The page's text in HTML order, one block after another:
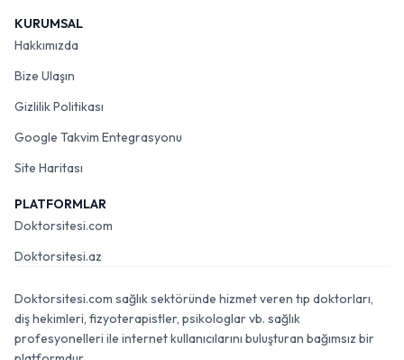
KURUMSAL
Hakkımızda
Bize Ulaşın
Gizlilik Politikası
Google Takvim Entegrasyonu
Site Haritası
PLATFORMLAR
Doktorsitesi.com
Doktorsitesi.az
Doktorsitesi.com sağlık sektöründe hizmet veren tıp doktorları,
diş hekimleri, fizyoterapistler, psikologlar vb. sağlık
profesyonelleri ile internet kullanıcılarını buluşturan bağımsız bir